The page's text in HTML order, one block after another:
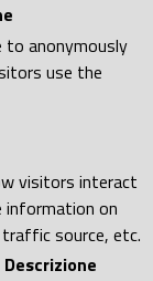
to anonymously
use the
visitors interact
information on
source, etc.
Descrizione